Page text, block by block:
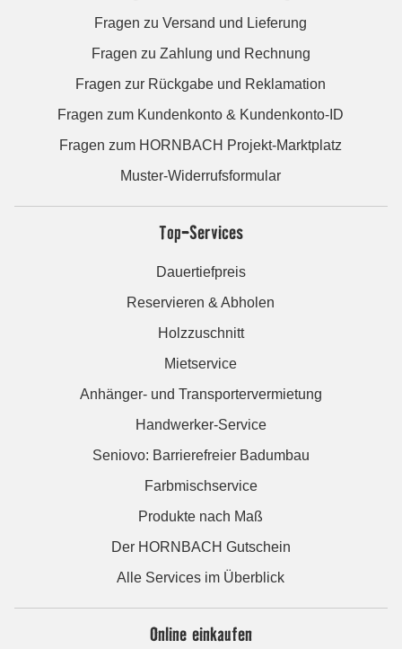
Fragen zu Versand und Lieferung
Fragen zu Zahlung und Rechnung
Fragen zur Rückgabe und Reklamation
Fragen zum Kundenkonto & Kundenkonto-ID
Fragen zum HORNBACH Projekt-Marktplatz
Muster-Widerrufsformular
Top-Services
Dauertiefpreis
Reservieren & Abholen
Holzzuschnitt
Mietservice
Anhänger- und Transportervermietung
Handwerker-Service
Seniovo: Barrierefreier Badumbau
Farbmischservice
Produkte nach Maß
Der HORNBACH Gutschein
Alle Services im Überblick
Online einkaufen